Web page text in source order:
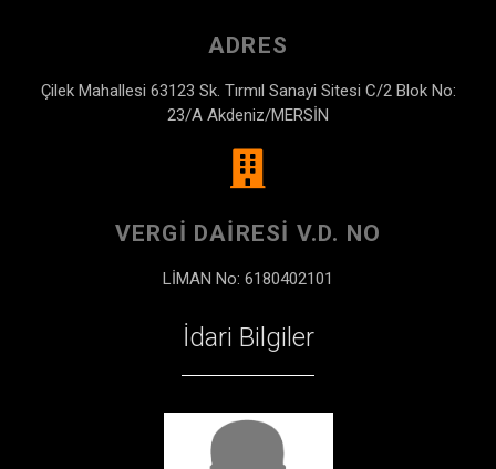
ADRES
Çilek Mahallesi 63123 Sk. Tırmıl Sanayi Sitesi C/2 Blok No:
23/A Akdeniz/MERSİN
VERGI DAIRESI V.D. NO
LİMAN No: 6180402101
İdari Bilgiler